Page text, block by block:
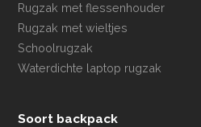
Rugzak met flessenhouder
Rugzak met wieltjes
Schoolrugzak
Waterdichte laptop rugzak
Soort backpack